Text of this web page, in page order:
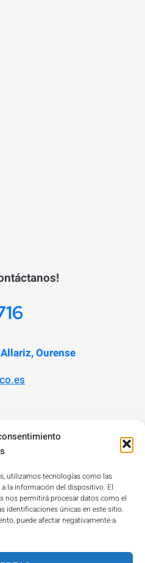
utilizamos tecnologías como las
la información del dispositivo. El
nos permitirá procesar datos como el
identificaciones únicas en este sitio.
puede afectar negativamente a
Ourense